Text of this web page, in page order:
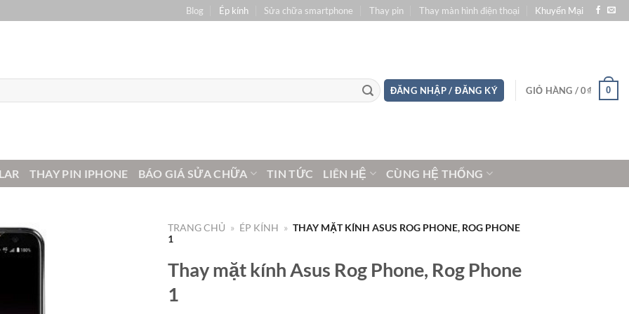
Blog Ép kính Sửa chữa smartphone Thay pin Thay màn hình điện thoại Khuyến Mại
ĐĂNG NHẬP / ĐĂNG KÝ GIỎ HÀNG /0₫ 0
THAY PIN IPHONE BÁO GIÁ SỬA CHỮA TIN TỨC LIÊN HỆ CÙNG HỆ THỐNG
TRANG CHỦ » ÉP KÍNH » THAY MẶT KÍNH ASUS ROG PHONE, ROG PHONE
1
Thay mặt kính Asus Rog Phone, Rog Phone
1